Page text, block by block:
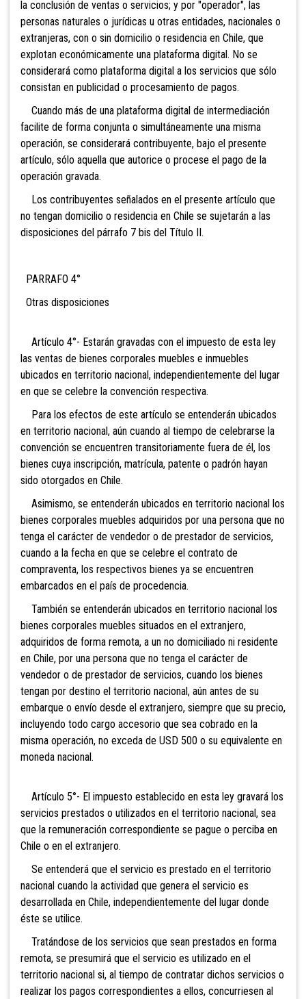
la conclusión de ventas o servicios; y por "operador", las
personas naturales o jurídicas u otras entidades, nacionales o
extranjeras, con o sin domicilio o residencia en Chile, que
explotan económicamente una plataforma digital. No se
considerará como plataforma digital a los servicios que sólo
consistan en publicidad o procesamiento de pagos.
Cuando más de una plataforma digital de intermediación
facilite de forma conjunta o simultáneamente una misma
operación, se considerará contribuyente, bajo el presente
artículo, sólo aquella que autorice o procese el pago de la
operación gravada.
Los contribuyentes señalados en el presente artículo que
no tengan domicilio o residencia en Chile se sujetarán a las
disposiciones del párrafo 7 bis del Título II.
PARRAFO 4°
Otras disposiciones
Artículo 4°- Estarán gravadas con el impuesto de esta ley
las ventas de bienes corporales muebles e inmuebles
ubicados en territorio nacional, independientemente del lugar
en que se celebre la convención respectiva.
Para los efectos de este artículo se entenderán ubicados
en territorio nacional, aún cuando al tiempo de celebrarse la
convención se encuentren transitoriamente fuera de él, los
bienes cuya inscripción, matrícula, patente o padrón hayan
sido otorgados en Chile.
Asimismo, se entenderán ubicados en territorio nacional los
bienes corporales muebles adquiridos por una persona que no
tenga el carácter de vendedor o de prestador de servicios,
cuando a la fecha en que se celebre el contrato de
compraventa, los respectivos bienes ya se encuentren
embarcados en el país de procedencia.
También se entenderán ubicados en territorio nacional los
bienes corporales muebles situados en el extranjero,
adquiridos de forma remota, a un no domiciliado ni residente
en Chile, por una persona que no tenga el carácter de
vendedor o de prestador de servicios, cuando los bienes
tengan por destino el territorio nacional, aún antes de su
embarque o envío desde el extranjero, siempre que su precio,
incluyendo todo cargo accesorio que sea cobrado en la
misma operación, no exceda de USD 500 o su equivalente en
moneda nacional.
Artículo 5°- El impuesto establecido en esta ley gravará los
servicios prestados o utilizados en el territorio nacional, sea
que la remuneración correspondiente se pague o perciba en
Chile o en el extranjero.
Se entenderá que el servicio es prestado en el territorio
nacional cuando la actividad que genera el servicio es
desarrollada en Chile, independientemente del lugar donde
éste se utilice.
Tratándose de los servicios que sean prestados en forma
remota, se presumirá que el servicio es utilizado en el
territorio nacional si, al tiempo de contratar dichos servicios o
realizar los pagos correspondientes a ellos, concurriesen al